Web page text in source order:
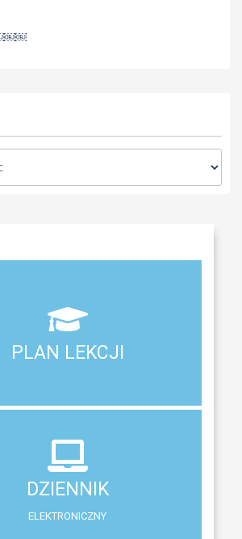
PLAN LEKCJI
PLAN LEKCJI
DZIENNIK
ELEKTRONICZNY
DZIENNIK
ELEKTRONICZNY
do śledzenia postępów w nauce